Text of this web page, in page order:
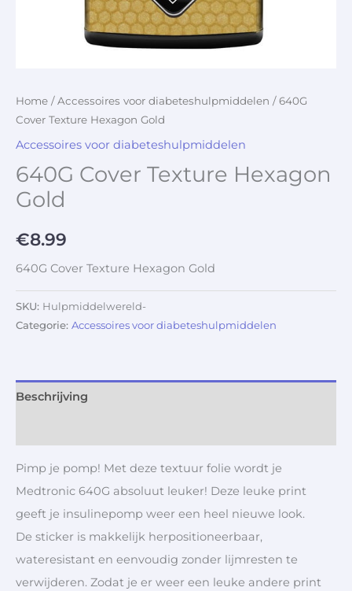
Home /Accessoires voor diabeteshulpmiddelen / 640G
Cover Texture Hexagon Gold
Accessoires voor diabeteshulpmiddelen
640G Cover Texture Hexagon
Gold
€8.99
640G Cover Texture Hexagon Gold
SKU: Hulpmiddelwereld-
Categorie: Accessoires voor diabeteshulpmiddelen
Beschrijving
Pimp je pomp! Met deze textuur folie wordt je
Medtronic 640G absoluut leuker! Deze leuke print
geeft je insulinepomp weer een heel nieuwe look.
De sticker is makkelijk herpositioneerbaar,
wateresistant en eenvoudig zonder lijmresten te
verwijderen. Zodat je er weer een leuke andere print